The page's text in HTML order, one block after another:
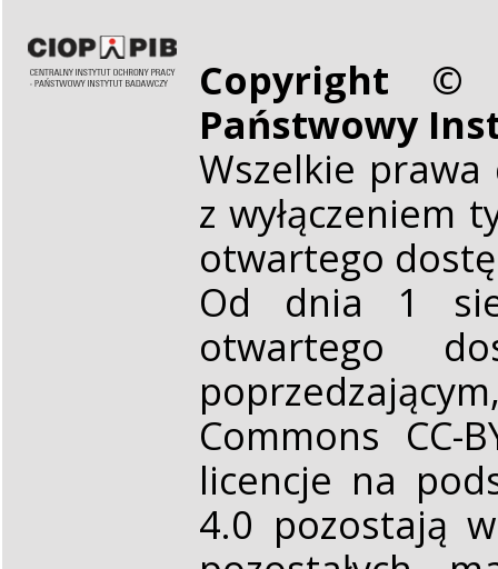
Copyright ©
Państwowy
Wszelkie
z wyłączeniem
otwartego
Od dnia 1
otwartego
Commons CC-
licencje na
4.0 pozostają